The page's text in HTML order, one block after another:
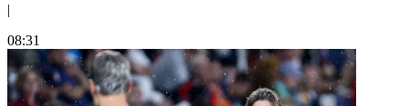
|
08:31